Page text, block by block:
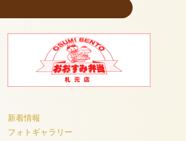
新着情報
フォトギャラリー